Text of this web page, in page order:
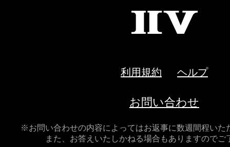
利用規約 ヘルプ
お問い合わせ
※お問い合わせの内容によってはお返事に数週間程いた
また、お答えいたしかねる場合もありますのでご